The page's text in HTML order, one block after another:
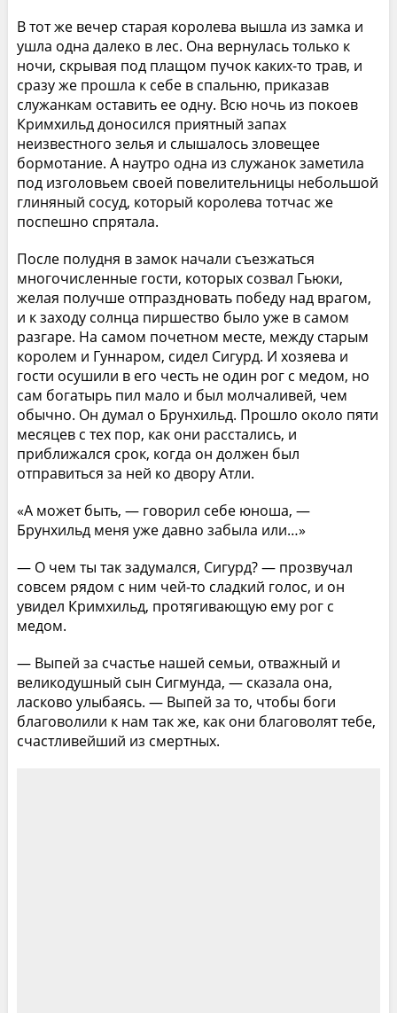
В тот же вечер старая королева вышла из замка и
ушла одна далеко в лес. Она вернулась только к
ночи, скрывая под плащом пучок каких-то трав, и
сразу же прошла к себе в спальню, приказав
служанкам оставить ее одну. Всю ночь из покоев
Кримхильд доносился приятный запах
неизвестного зелья и слышалось зловещее
бормотание. А наутро одна из служанок заметила
под изголовьем своей повелительницы небольшой
глиняный сосуд, который королева тотчас же
поспешно спрятала.
После полудня в замок начали съезжаться
многочисленные гости, которых созвал Гьюки,
желая получше отпраздновать победу над врагом,
и к заходу солнца пиршество было уже в самом
разгаре. На самом почетном месте, между старым
королем и Гуннаром, сидел Сигурд. И хозяева и
гости осушили в его честь не один рог с медом, но
сам богатырь пил мало и был молчаливей, чем
обычно. Он думал о Брунхильд. Прошло около пяти
месяцев с тех пор, как они расстались, и
приближался срок, когда он должен был
отправиться за ней ко двору Атли.
«А может быть, — говорил себе юноша, —
Брунхильд меня уже давно забыла или…»
— О чем ты так задумался, Сигурд? — прозвучал
совсем рядом с ним чей-то сладкий голос, и он
увидел Кримхильд, протягивающую ему рог с
медом.
— Выпей за счастье нашей семьи, отважный и
великодушный сын Сигмунда, — сказала она,
ласково улыбаясь. — Выпей за то, чтобы боги
благоволили к нам так же, как они благоволят тебе,
счастливейший из смертных.